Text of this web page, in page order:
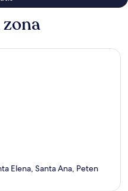
Elena, Santa Ana, Peten